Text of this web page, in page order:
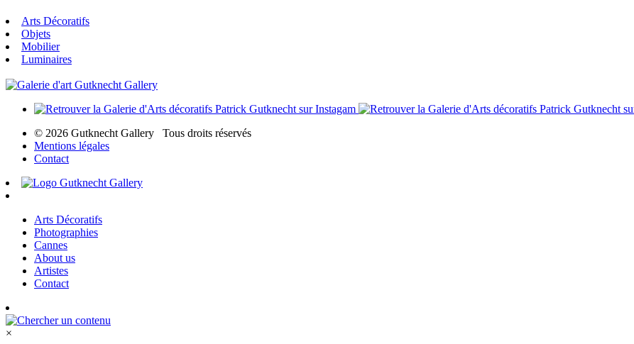
Arts Décoratifs
Objets
Mobilier
Luminaires
© 2026 Gutknecht Gallery Tous droits réservés
Mentions légales
Contact
Arts Décoratifs
Photographies
Cannes
About us
Artistes
Contact
×